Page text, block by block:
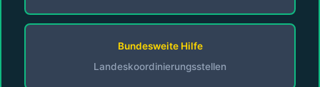
Bundesweite Hilfe
Landeskoordinierungsstellen